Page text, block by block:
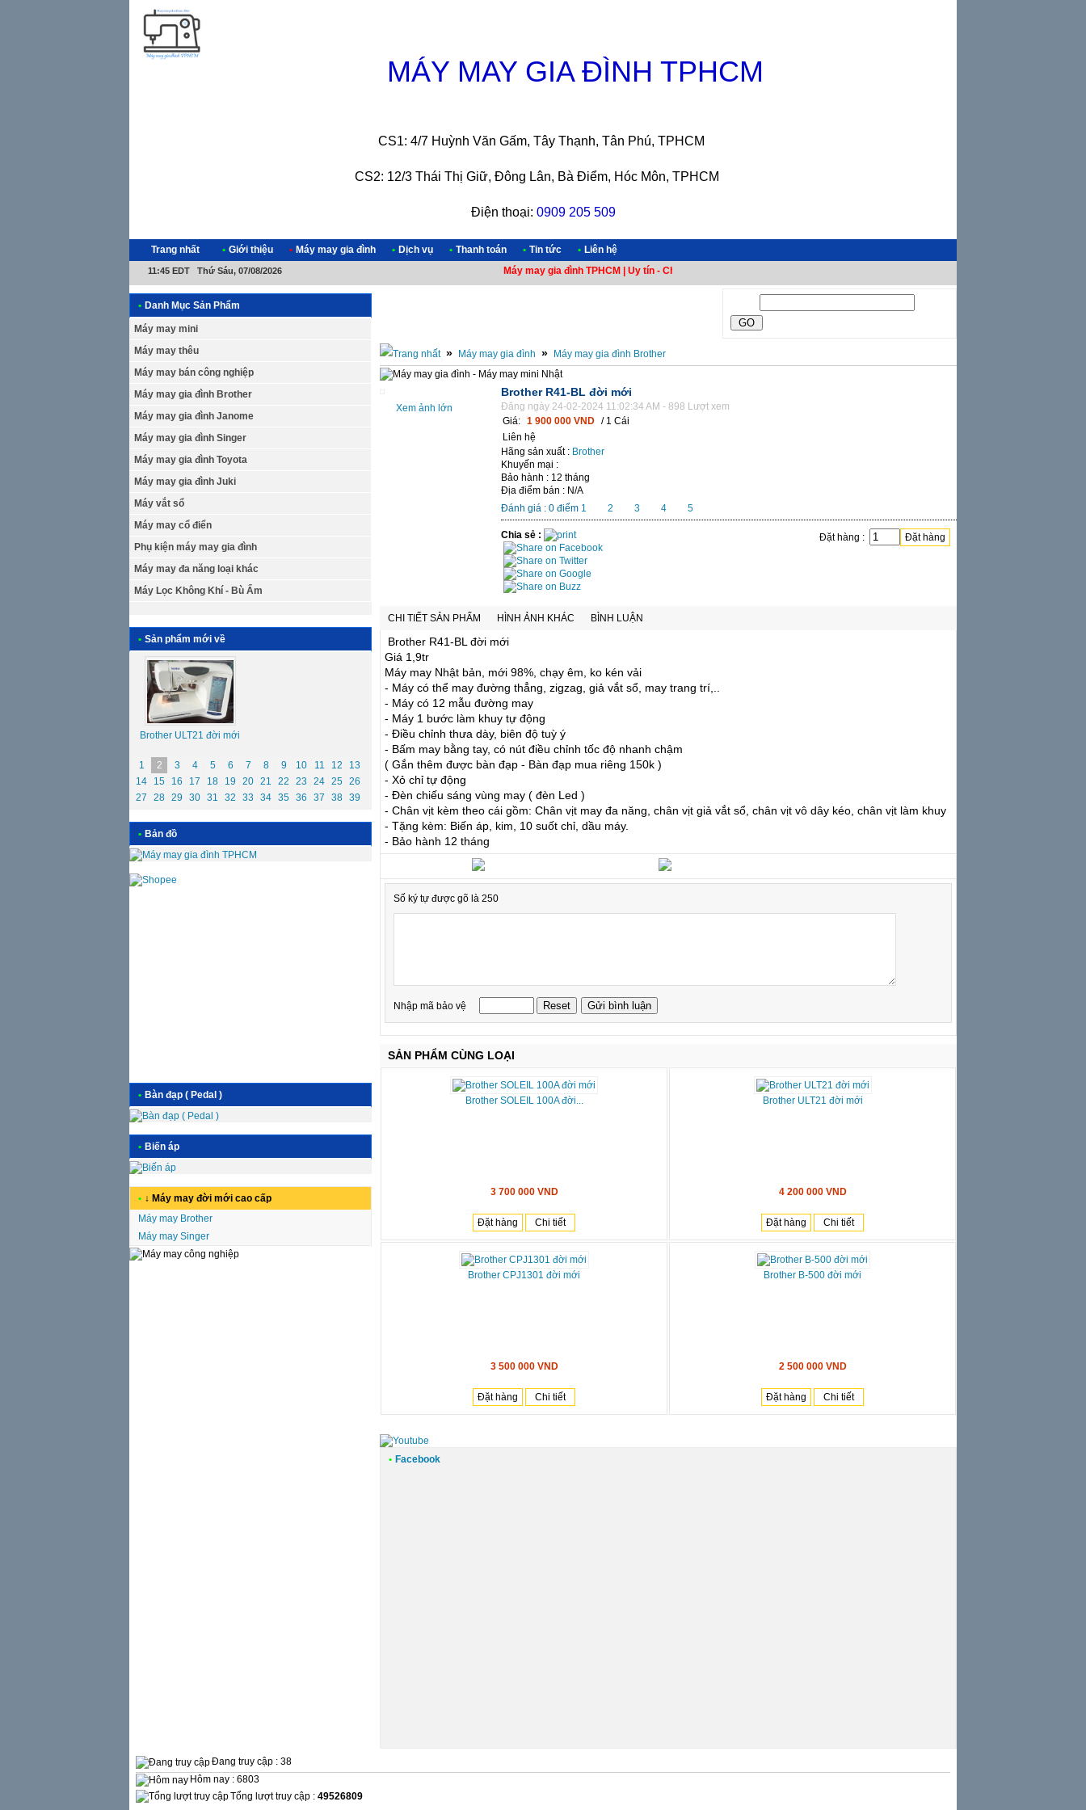
MÁY MAY GIA ĐÌNH TPHCM
CS1: 4/7 Huỳnh Văn Gấm, Tây Thạnh, Tân Phú, TPHCM
CS2: 12/3 Thái Thị Giữ, Đông Lân, Bà Điểm, Hóc Môn, TPHCM
Điện thoại: 0909 205 509
Trang nhất • Giới thiệu • Máy may gia đình • Dịch vụ • Thanh toán • Tin tức • Liên hệ
11:45 EDT Thứ Sáu, 07/08/2026 Máy may gia đình TPHCM | Uy tín - Chất lượng - Chính hãng - Giá hợp lý, rất hân hạnh được phục vụ Quý khách!
• Danh Mục Sản Phẩm
Máy may mini
Máy may thêu
Máy may bán công nghiệp
Máy may gia đình Brother
Máy may gia đình Janome
Máy may gia đình Singer
Máy may gia đình Toyota
Máy may gia đình Juki
Máy vắt sổ
Máy may cổ điển
Phụ kiện máy may gia đình
Máy may đa năng loại khác
Máy Lọc Không Khí - Bù Ẩm
• Sản phẩm mới về
Brother ULT21 đời mới
1
2 3 4 5 6 7 8 9 10 11 12
13
14
15 16 17 18 19 20 21 22 23 24 25 26
27
28 29 30 31 32 33 34 35 36 37 38 39
• Bản đồ
• Bàn đạp ( Pedal )
• Biến áp
• ↓ Máy may đời mới cao cấp
Máy may Brother
Máy may Singer
» Máy may gia đình » Máy may gia đình Brother
Xem ảnh lớn
Brother R41-BL đời mới
Đăng ngày 24-02-2024 11:02:34 AM - 898 Lượt xem
Giá: 1 900 000 VND / 1 Cái
Liên hệ
Hãng sản xuất : Brother
Khuyến mại :
Bảo hành : 12 tháng
Địa điểm bán : N/A
Đánh giá : 0 điểm 1 2 3 4 5
Chia sẻ : Đặt hàng : Đặt hàng
CHI TIẾT SẢN PHẨM HÌNH ẢNH KHÁC BÌNH LUẬN
Brother R41-BL đời mới
Giá 1,9tr
Máy may Nhật bản, mới 98%, chạy êm, ko kén vải
- Máy có thể may đường thẳng, zigzag, giả vắt sổ, may trang trí,..
- Máy có 12 mẫu đường may
- Máy 1 bước làm khuy tự động
- Điều chỉnh thưa dày, biên độ tuỳ ý
- Bấm may bằng tay, có nút điều chỉnh tốc độ nhanh chậm
( Gắn thêm được bàn đạp - Bàn đạp mua riêng 150k )
- Xỏ chỉ tự động
- Đèn chiếu sáng vùng may ( đèn Led )
- Chân vịt kèm theo cái gồm: Chân vịt may đa năng, chân vịt giả vắt sổ, chân vịt vô dây kéo, chân vịt làm khuy
- Tặng kèm: Biến áp, kim, 10 suốt chỉ, dầu máy.
- Bảo hành 12 tháng
Số ký tự được gõ là 250
Nhập mã bảo vệ
SẢN PHẨM CÙNG LOẠI
Brother SOLEIL 100A đời...
3 700 000 VND
Đặt hàng Chi tiết
Brother ULT21 đời mới
4 200 000 VND
Đặt hàng Chi tiết
Brother CPJ1301 đời mới
3 500 000 VND
Đặt hàng Chi tiết
Brother B-500 đời mới
2 500 000 VND
Đặt hàng Chi tiết
• Facebook
Đang truy cập : 38
Hôm nay : 6803
Tổng lượt truy cập : 49526809